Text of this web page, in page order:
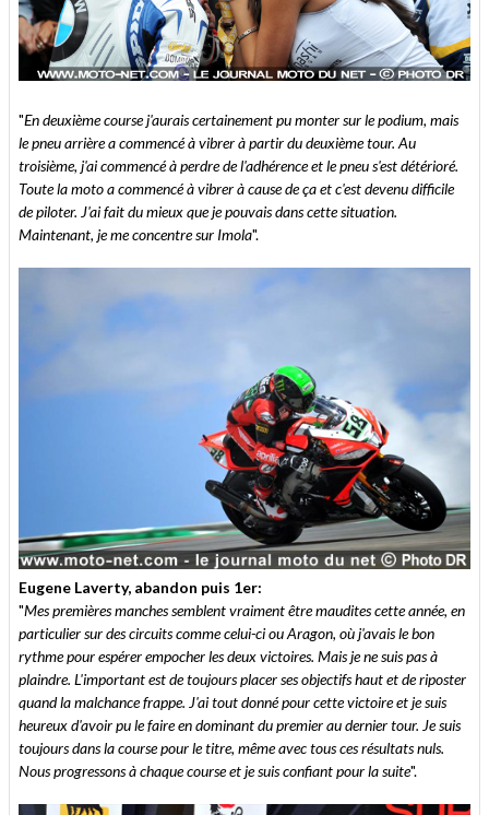
"En deuxième course j'aurais certainement pu monter sur le podium, mais
le pneu arrière a commencé à vibrer à partir du deuxième tour. Au
troisième, j'ai commencé à perdre de l'adhérence et le pneu s'est détérioré.
Toute la moto a commencé à vibrer à cause de ça et c'est devenu difficile
de piloter. J'ai fait du mieux que je pouvais dans cette situation.
Maintenant, je me concentre sur Imola".
Eugene Laverty, abandon puis 1er:
"Mes premières manches semblent vraiment être maudites cette année, en
particulier sur des circuits comme celui-ci ou Aragon, où j'avais le bon
rythme pour espérer empocher les deux victoires. Mais je ne suis pas à
plaindre. L'important est de toujours placer ses objectifs haut et de riposter
quand la malchance frappe. J'ai tout donné pour cette victoire et je suis
heureux d'avoir pu le faire en dominant du premier au dernier tour. Je suis
toujours dans la course pour le titre, même avec tous ces résultats nuls.
Nous progressons à chaque course et je suis confiant pour la suite".